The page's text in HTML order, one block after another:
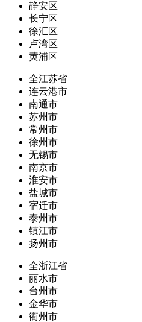
静安区
长宁区
徐汇区
卢湾区
黄浦区
全江苏省
连云港市
南通市
苏州市
常州市
徐州市
无锡市
南京市
淮安市
盐城市
宿迁市
泰州市
镇江市
扬州市
全浙江省
丽水市
台州市
金华市
衢州市